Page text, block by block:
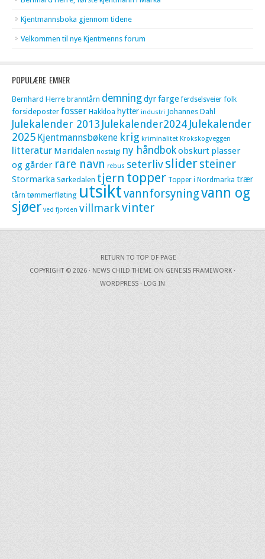
Kjentmannsboka gjennom tidene
Velkommen til nye Kjentmenns forum
POPULÆRE EMNER
Bernhard Herre branntårn demningdyrfarge ferdselsveier folk
forsideposter fosser Hakkloa hytter industri Johannes Dahl
Julekalender 2013 Julekalender2024 Julekalender
2025 Kjentmannsbøkene krig kriminalitet Krokskogveggen
litteratur Maridalen nostalgi ny håndbokobskurt plasser
og gårder rare navn rebus seterlivslidersteiner
Stormarka Sørkedalen tjern topper Topper i Nordmarka trær
tårn tømmerfløting utsiktvannforsyningvann og
sjøer ved fjorden villmarkvinter
RETURN TO TOP OF PAGE
COPYRIGHT © 2026 · NEWS CHILD THEME ON GENESIS FRAMEWORK ·
WORDPRESS · LOG IN